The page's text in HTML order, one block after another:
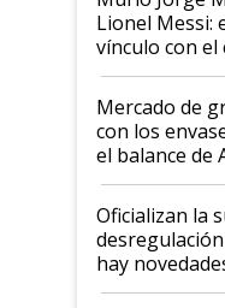
Lionel Messi:
vínculo con el
Mercado de
con los
el balance de
Posta
Oficializan la
hay
la hidrovía